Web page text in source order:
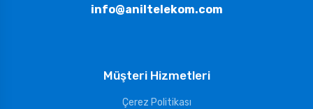
info@aniltelekom.com
Müşteri Hizmetleri
Çerez Politikası